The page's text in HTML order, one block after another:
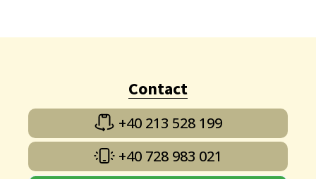
Contact
+40 213 528 199
+40 728 983 021